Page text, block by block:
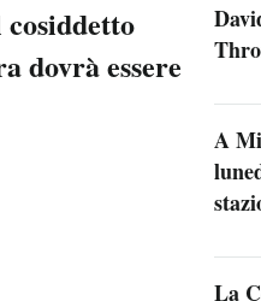
dovrà essere
A
La